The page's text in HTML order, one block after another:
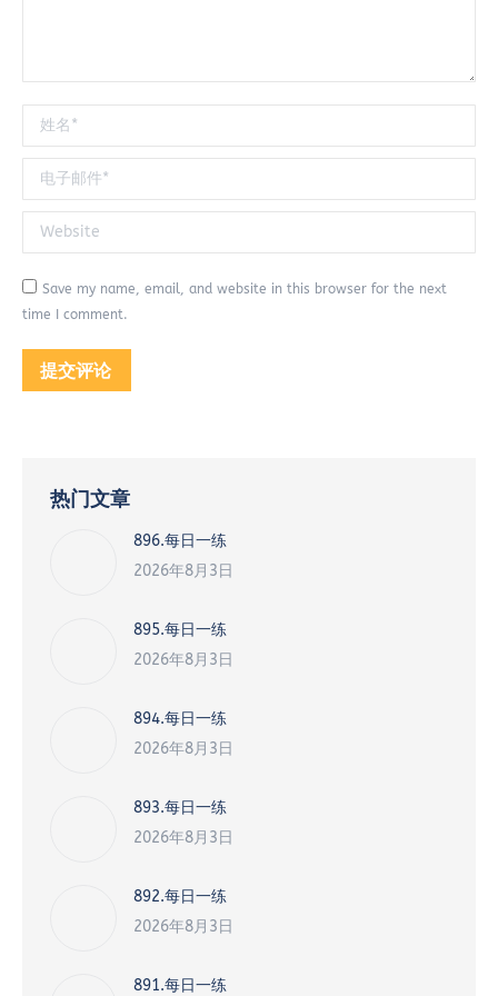
姓名 *
电子邮件 *
Website
Save my name, email, and website in this browser for the next
time I comment.
提交评论
热门文章
896.每日一练
2026年8月3日
895.每日一练
2026年8月3日
894.每日一练
2026年8月3日
893.每日一练
2026年8月3日
892.每日一练
2026年8月3日
891.每日一练